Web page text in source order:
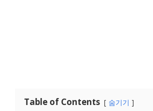
Table of Contents 숨기기